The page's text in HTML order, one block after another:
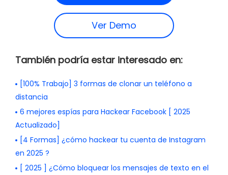
Ver Demo
También podría estar interesado en:
[100% Trabajo] 3 formas de clonar un teléfono a
distancia
6 mejores espías para Hackear Facebook [ 2025
Actualizado]
[4 Formas] ¿cómo hackear tu cuenta de Instagram
en 2025 ?
[ 2025 ] ¿Cómo bloquear los mensajes de texto en el